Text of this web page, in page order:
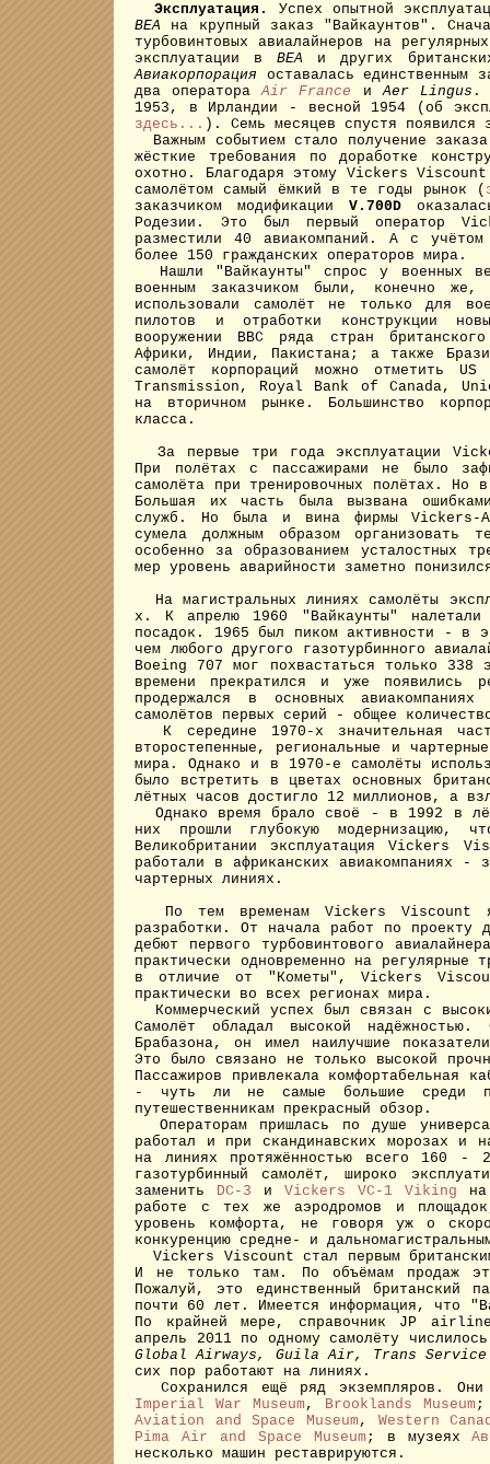
Эксплуатация.
Успех опытной
BEA на крупный заказ "Вайкаунтов".
турбовинтовых авиалайнеров на
эксплуатации вBEA и других
Авиакорпорация оставалась единственным
два оператораAir France иAer Lingus .
1953, в Ирландии - весной 1954 (об
здесь... ). Семь месяцев спустя
Важным событием стало получение
жёсткие требования по доработке
охотно. Благодаря этому Vickers Viscount
самолётом самый ёмкий в те годы рынок (
заказчиком модификации V.700D
Родезии. Это был первый оператор
разместили 40 авиакомпаний. А с
более 150 гражданских операторов мира.
Нашли "Вайкаунты" спрос у военных
военным заказчиком были, конечно же,
использовали самолёт не только для
пилотов и отработки конструкции
вооружении ВВС ряда стран
Африки, Индии, Пакистана; а также
самолёт корпораций можно
Transmission, Royal Bank of Canada,
на вторичном рынке. Большинство
класса.
За первые три года эксплуатации
При полётах с пассажирами не было
самолёта при тренировочных полётах. Но
Большая их часть была вызвана
служб. Но была и вина фирмы Vickers-
сумела должным образом организовать
особенно за образованием усталостных
мер уровень аварийности заметно
На магистральных линиях самолёты
х. К апрелю 1960 "Вайкаунты"
посадок. 1965 был пиком активности - в
чем любого другого газотурбинного
Boeing 707 мог похвастаться только 338
времени прекратился и уже появились
продержался в основных
самолётов первых серий - общее
К середине 1970-х значительная
второстепенные, региональные и
мира. Однако и в 1970-е самолёты
было встретить в цветах основных
лётных часов достигло 12 миллионов, а
Однако время брало своё - в 1992 в
них прошли глубокую
Великобритании эксплуатация Vickers
работали в африканских авиакомпаниях
чартерных линиях.
По тем временам Vickers Viscount
разработки. От начала работ по
дебют первого турбовинтового
практически одновременно на
в отличие от "Кометы", Vickers
практически во всех регионах мира.
Коммерческий успех был связан с
Самолёт обладал высокой
Брабазона, он имел наилучшие
Это было связано не только высокой
Пассажиров привлекала комфортабельная
- чуть ли не самые большие среди
путешественникам прекрасный обзор.
Операторам пришлась по душе
работал и при скандинавских морозах и
на линиях протяжённостью всего 160
газотурбинный самолёт, широко
заменить DC-3 и Vickers VC-1 Viking на
работе с тех же аэродромов и
уровень комфорта, не говоря уж о
конкуренцию средне- и
Vickers Viscount стал первым
И не только там. По объёмам продаж
Пожалуй, это единственный британский
почти 60 лет. Имеется информация, что
По крайней мере, справочник JP
апрель 2011 по одному самолёту
Global Airways, Guila Air, Trans
сих пор работают на линиях.
Сохранился ещё ряд экземпляров. Они
Imperial War Museum, Brooklands Museum;
Aviation and Space Museum, Western
Pima Air and Space Museum; в музеях
несколько машин реставрируются.